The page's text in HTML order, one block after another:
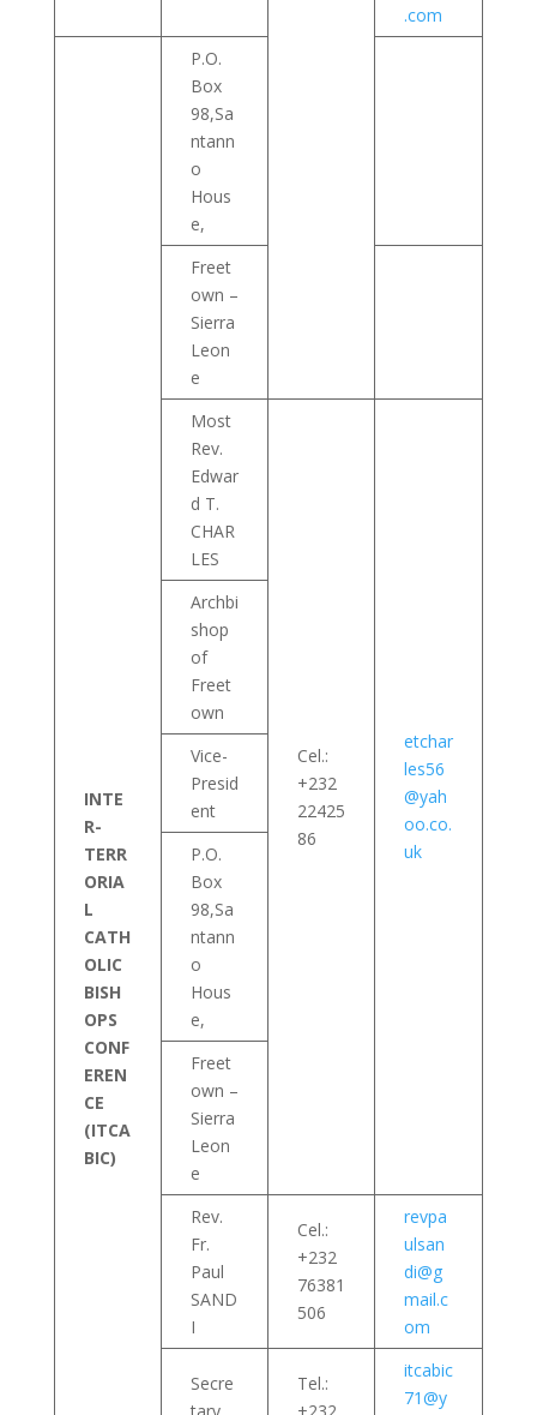
.com
INTE
R-
TERR
ORIA
L
CATH
OLIC
BISH
OPS
CONF
EREN
CE
(ITCA
BIC)
P.O.
Box
98,Sa
ntann
o
Hous
e,
Freet
own –
Sierra
Leon
e
Most
Rev.
Edwar
d T.
CHAR
LES
Cel.:
+232
22425
86
etchar
les56
@yah
oo.co.
uk
Archbi
shop
of
Freet
own
Vice-
Presid
ent
P.O.
Box
98,Sa
ntann
o
Hous
e,
Freet
own –
Sierra
Leon
e
Rev.
Fr.
Paul
SAND
I
Cel.:
+232
76381
506
revpa
ulsan
di@g
mail.c
om
Secre
Tel.:
itcabic
71@y